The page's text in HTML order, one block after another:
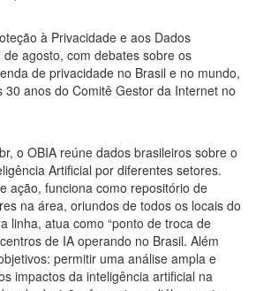
à Privacidade e aos Dados
agosto, com debates sobre os
de privacidade no Brasil e no mundo,
anos do Comitê Gestor da Internet no
o OBIA reúne dados brasileiros sobre o
Artificial por diferentes setores.
ação, funciona como repositório de
na área, oriundos de todos os locais do
linha, atua como “ponto de troca de
de IA operando no Brasil. Além
permitir uma análise ampla e
impactos da inteligência artificial na